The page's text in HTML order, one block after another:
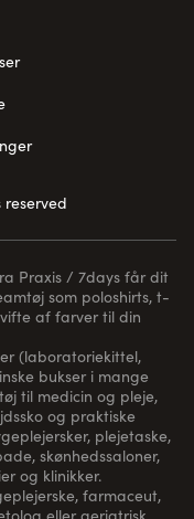
Praxis / 7days får dit
som poloshirts, t-
af farver til din
(laboratoriekittel,
bukser i mange
til medicin og pleje,
og praktiske
plejetaske,
skønhedssaloner,
og klinikker.
farmaceut,